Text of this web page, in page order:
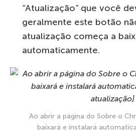
“Atualização” que você
geralmente este botão
atualização começa a
automaticamente.
Ao abrir a página do Sobre o
baixará e instalará